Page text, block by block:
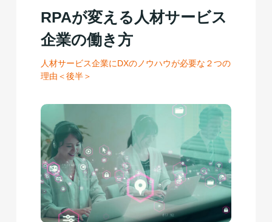
RPAが変える人材サービス
企業の働き方
人材サービス企業にDXのノウハウが必要な２つの
理由＜後半＞